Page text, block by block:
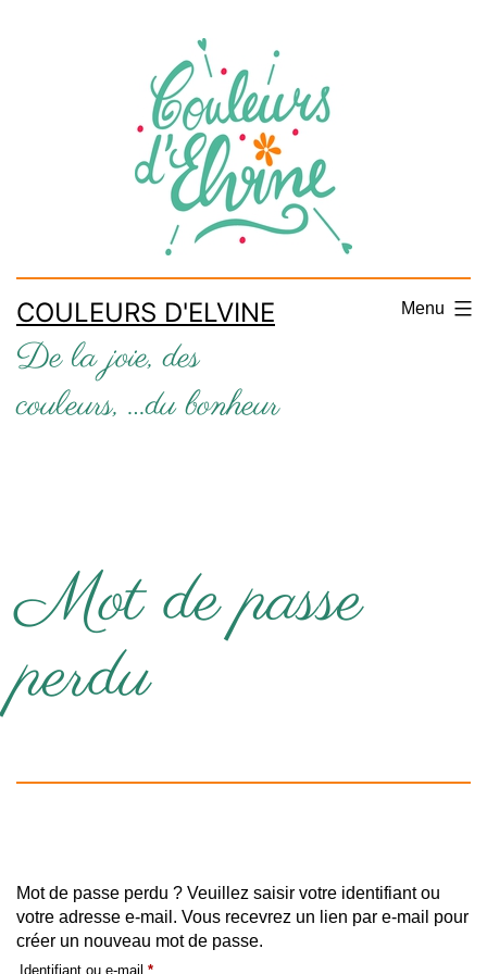
COULEURS D'ELVINE
De la joie, des
couleurs, …du bonheur
Menu
Mot de passe
perdu
Mot de passe perdu ? Veuillez saisir votre identifiant ou
votre adresse e-mail. Vous recevrez un lien par e-mail pour
créer un nouveau mot de passe.
Identifiant ou e-mail *Obligatoire